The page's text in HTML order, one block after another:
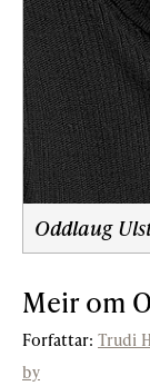
Oddlaug
Meir om
Forfattar: Trudi
by